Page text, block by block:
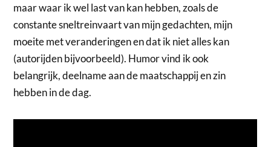
maar waar ik wel last van kan hebben, zoals de
constante sneltreinvaart van mijn gedachten, mijn
moeite met veranderingen en dat ik niet alles kan
(autorijden bijvoorbeeld). Humor vind ik ook
belangrijk, deelname aan de maatschappij en zin
hebben in de dag.